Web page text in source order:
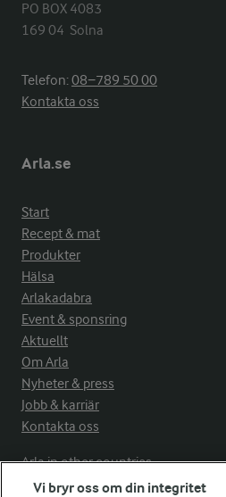
PO BOX 4083
169 04  Solna
Telefon:08−789 50 00
Kontakta oss
Arla.se
Start
Recept & mat
Produkter
Hälsa
Arlakadabra
Event & sponsring
Aktuellt
Om Arla
Nyheter & press
Jobb & karriär
Kontakta oss
Arla in other countries
Vi bryr oss om din integritet